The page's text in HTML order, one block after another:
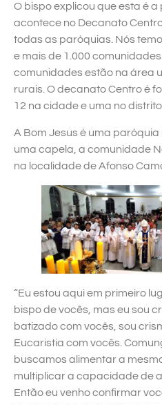
O bispo explicou que esta é
acontece no Decanato
todas as paróquias. Nós
e mais de 1.000
comunidades estão na área
rurais. O decanato Centro é
12 na cidade e uma no
A Bom Jesus é uma
uma capela, a comunidade
na localidade de Afonso
“Eu estou aqui em primeiro
bispo de vocês, mas eu sou
batizado com vocês, sou
Eucaristia com vocês.
buscamos alimentar a
multiplicar a capacidade de
Então eu venho confirmar